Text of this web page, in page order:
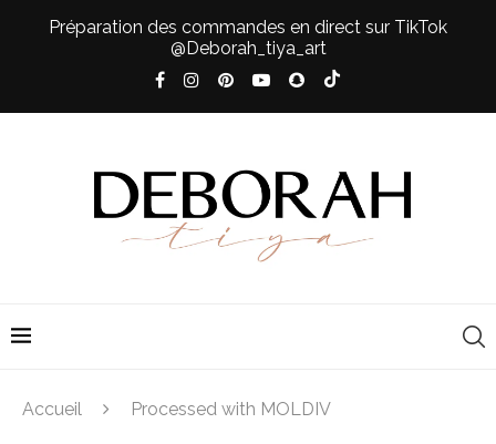
Préparation des commandes en direct sur TikTok
@Deborah_tiya_art
Accueil Processed with MOLDIV